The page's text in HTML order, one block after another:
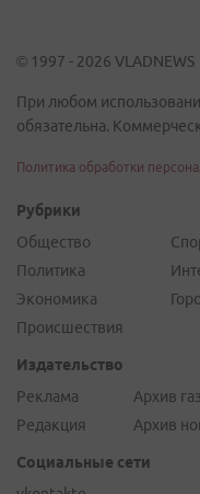
© 1997 - 2026 VLADNEWS
При любом
обязательна.
Политика обработки
Рубрики
Общество
Политика
Экономика
Происшествия
Издательство
Реклама
Редакция
Архив
Архив
Социальные сети